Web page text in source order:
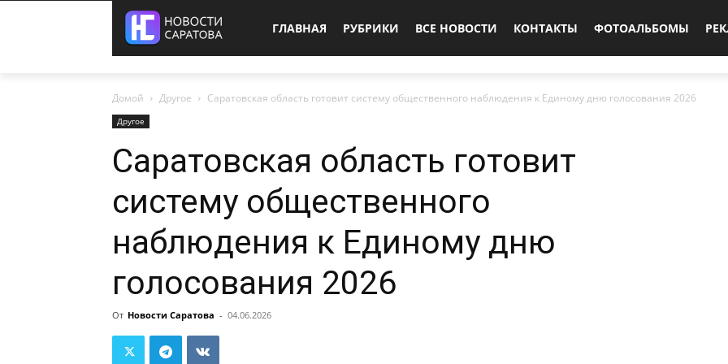
ГЛАВНАЯ РУБРИКИ ВСЕ НОВОСТИ КОНТАКТЫ ФОТОАЛЬБОМЫ
Домой Другое Саратовская область готовит систему общественного наблюдения к Единому дню голосования 2026
Другое
Саратовская область готовит
систему общественного
наблюдения к Единому дню
голосования 2026
От Новости Саратова - 04.06.2026